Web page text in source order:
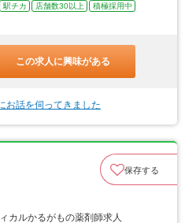
駅チカ 店舗数30以上
積極採用中
この求人に興味がある
お話を伺ってきました
保存する
カルかるがもの薬剤師求人